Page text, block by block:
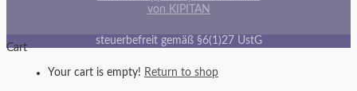
von KIPITAN
steuerbefreit gemäß §6(1)27 UstG
Cart
Your cart is empty! Return to shop